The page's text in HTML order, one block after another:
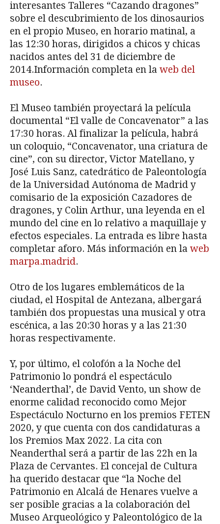
interesantes Talleres “Cazando dragones”
sobre el descubrimiento de los dinosaurios
en el propio Museo, en horario matinal, a
las 12:30 horas, dirigidos a chicos y chicas
nacidos antes del 31 de diciembre de
2014.Información completa en la web del
museo.
El Museo también proyectará la película
documental “El valle de Concavenator” a las
17:30 horas. Al finalizar la película, habrá
un coloquio, “Concavenator, una criatura de
cine”, con su director, Victor Matellano, y
José Luis Sanz, catedrático de Paleontología
de la Universidad Autónoma de Madrid y
comisario de la exposición Cazadores de
dragones, y Colin Arthur, una leyenda en el
mundo del cine en lo relativo a maquillaje y
efectos especiales. La entrada es libre hasta
completar aforo. Más información en la web
marpa.madrid.
Otro de los lugares emblemáticos de la
ciudad, el Hospital de Antezana, albergará
también dos propuestas una musical y otra
escénica, a las 20:30 horas y a las 21:30
horas respectivamente.
Y, por último, el colofón a la Noche del
Patrimonio lo pondrá el espectáculo
‘Neanderthal’, de David Vento, un show de
enorme calidad reconocido como Mejor
Espectáculo Nocturno en los premios FETEN
2020, y que cuenta con dos candidaturas a
los Premios Max 2022. La cita con
Neanderthal será a partir de las 22h en la
Plaza de Cervantes. El concejal de Cultura
ha querido destacar que “la Noche del
Patrimonio en Alcalá de Henares vuelve a
ser posible gracias a la colaboración del
Museo Arqueológico y Paleontológico de la